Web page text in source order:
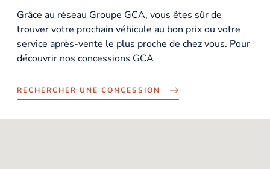
Grâce au réseau Groupe GCA, vous êtes sûr de
trouver votre prochain véhicule au bon prix ou votre
service après-vente le plus proche de chez vous. Pour
découvrir nos concessions GCA
RECHERCHER UNE CONCESSION